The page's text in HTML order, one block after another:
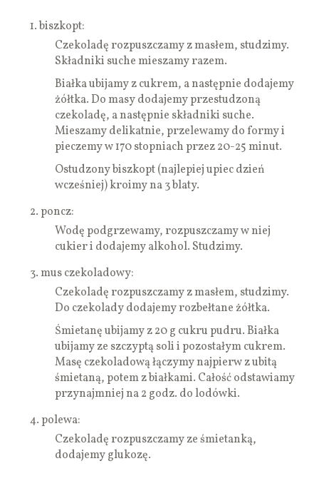
1.biszkopt:
Czekoladę rozpuszczamy z masłem, studzimy.
Składniki suche mieszamy razem.
Białka ubijamy z cukrem, a następnie dodajemy
żółtka. Do masy dodajemy przestudzoną
czekoladę, a następnie składniki suche.
Mieszamy delikatnie, przelewamy do formy i
pieczemy w 170 stopniach przez 20-25 minut.
Ostudzony biszkopt (najlepiej upiec dzień
wcześniej) kroimy na 3 blaty.
2. poncz:
Wodę podgrzewamy, rozpuszczamy w niej
cukier i dodajemy alkohol. Studzimy.
3. mus czekoladowy:
Czekoladę rozpuszczamy z masłem, studzimy.
Do czekolady dodajemy rozbełtane żółtka.
Śmietanę ubijamy z 20 g cukru pudru. Białka
ubijamy ze szczyptą soli i pozostałym cukrem.
Masę czekoladową łączymy najpierw z ubitą
śmietaną, potem z białkami. Całość odstawiamy
przynajmniej na 2 godz. do lodówki.
4. polewa:
Czekoladę rozpuszczamy ze śmietanką,
dodajemy glukozę.